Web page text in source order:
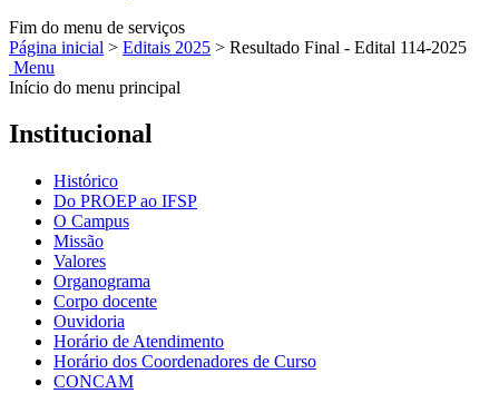
Fim do menu de serviços
Página inicial > Editais 2025 > Resultado Final - Edital 114-2025
Menu
Início do menu principal
Institucional
Histórico
Do PROEP ao IFSP
O Campus
Missão
Valores
Organograma
Corpo docente
Ouvidoria
Horário de Atendimento
Horário dos Coordenadores de Curso
CONCAM